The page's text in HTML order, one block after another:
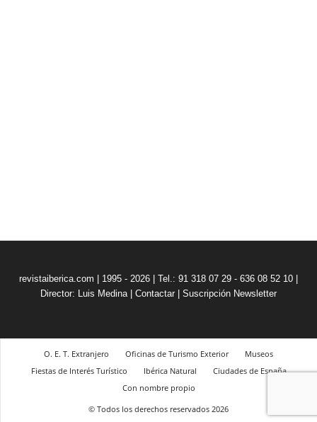
revistaiberica.com | 1995 - 2026 | Tel.: 91 318 07 29 - 636 08 52 10 |
Director: Luis Medina| Contactar Suscripción Newsletter
O. E. T. Extranjero Oficinas de Turismo Exterior
Museos
Fiestas de Interés Turístico
Ibérica Natural
Ciudades de España
Con nombre propio
© Todos los derechos reservados 2026